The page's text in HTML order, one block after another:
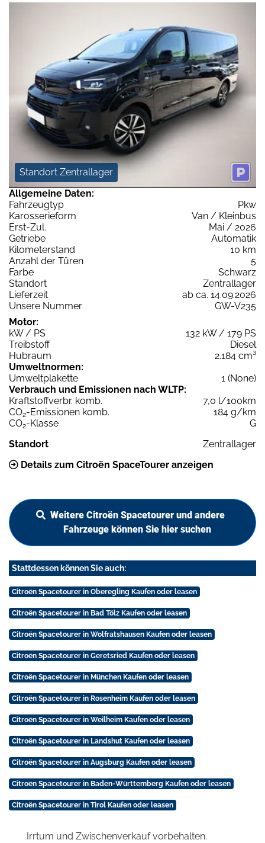
Standort Zentrallager
Allgemeine Daten:
Fahrzeugtyp
Pkw
Karosserieform
Van / Kleinbus
Erst-Zul.
Mai / 2026
Getriebe
Automatik
Kilometerstand
10 km
Anzahl der Türen
5
Farbe
Schwarz
Standort
Zentrallager
Lieferzeit
ab ca. 14.09.2026
Unsere Nummer
GW-V235
Motor:
kW / PS
132 kW / 179 PS
Treibstoff
Diesel
Hubraum
2.184 cm³
Umweltnormen:
Umweltplakette
1 (None)
Verbrauch und Emissionen nach WLTP:
Kraftstoffverbr. komb.
7,0 l/100km
CO2-Emissionen komb.
184 g/km
CO2-Klasse
G
Standort
Zentrallager
Details zum Citroën SpaceTourer anzeigen
Weitere Citroën Spacetourer und andere
Fahrzeuge können Sie hier suchen
Stattdessen können Sie auch:
Citroën Spacetourer in Oberegling Kaufen oder leasen
Citroën Spacetourer in Bad Tölz Kaufen oder leasen
Citroën Spacetourer in Wolfratshausen Kaufen oder leasen
Citroën Spacetourer in Geretsried Kaufen oder leasen
Citroën Spacetourer in München Kaufen oder leasen
Citroën Spacetourer in Rosenheim Kaufen oder leasen
Citroën Spacetourer in Weilheim Kaufen oder leasen
Citroën Spacetourer in Landshut Kaufen oder leasen
Citroën Spacetourer in Augsburg Kaufen oder leasen
Citroën Spacetourer in Baden-Württemberg Kaufen oder leasen
Citroën Spacetourer in Tirol Kaufen oder leasen
Irrtum und Zwischenverkauf vorbehalten.